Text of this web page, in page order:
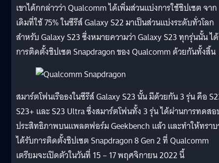
เขาได้กกล่าวว่า Qualcomm ได้เพิ่มส่วนแบ่งการใช้ชิปเซต จาก
เดิมที่ใช้ 75% ในซีรีส์ Galaxy S22 มาเป็นส่วนแบ่งระดับทั่วโลก
สำหรับ Galaxy S23 ซึ่งหมายความว่า Galaxy S23 ทุกรุ่นนั้น ไ
การติดตั้งชิปเซต Snapdragon ของ Qualcomm ด้วยกันทั้งสิ้น
สมาร์ตโฟนเรือธงในซีรีส์ Galaxy S23 นั้น มีด้วยกัน 3 รุ่น คือ
S23+ และ S23 Ultra ซึ่งสมาร์ตโฟนทั้ง 3 รุ่น ได้ผ่านการทดส
ประสิทธิภาพบนแพลตฟอร์ม Geekbench แล้ว และทำให้ทราบ
ได้รับการติดตั้งชิปเซต Snapdragon 8 Gen 2 ที่ Qualcomm
เตรียมจะเปิดตัวในวันที่ 15 – 17 พฤศจิกายน 2022 นี้